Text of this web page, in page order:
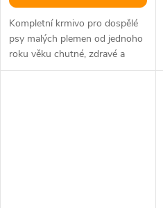
Kompletní krmivo pro dospělé
psy malých plemen od jednoho
roku věku chutné, zdravé a
nutričně vyvážené krmivo z...